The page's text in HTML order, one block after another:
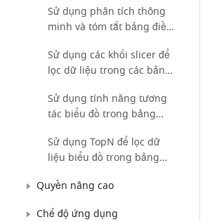
Sử dụng phân tích thông
minh và tóm tắt bảng điều
Sử dụng các khối slicer để
lọc dữ liệu trong các bảng
Sử dụng tính năng tương
tác biểu đồ trong bảng
Sử dụng TopN để lọc dữ
liệu biểu đồ trong bảng
Quyền nâng cao
Chế độ ứng dụng